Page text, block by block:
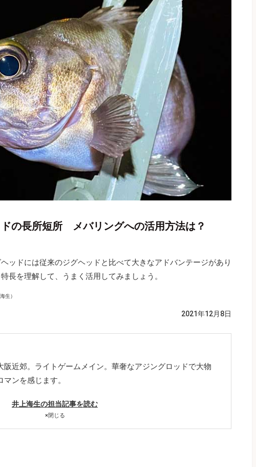
ドの長所短所 メバリングへの活用方法は？
ッドには従来のジグヘッドと比べて大きなアドバンテージがあり
長を理解して、うまく活用してみましょう。
生）
2021年12月8日
阪近郊。ライトゲームメイン。華奢なアジングロッドで大物
ンを感じます。
井上海生の担当記事を読む
×閉じる